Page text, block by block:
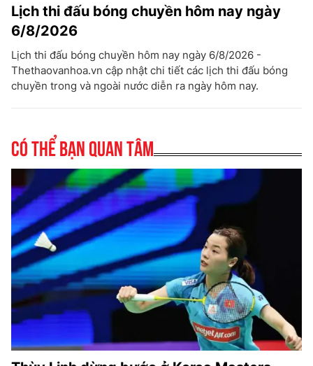
Lịch thi đấu bóng chuyền hôm nay ngày
6/8/2026
Lịch thi đấu bóng chuyền hôm nay ngày 6/8/2026 -
Thethaovanhoa.vn cập nhật chi tiết các lịch thi đấu bóng
chuyền trong và ngoài nước diễn ra ngày hôm nay.
Có thể bạn quan tâm